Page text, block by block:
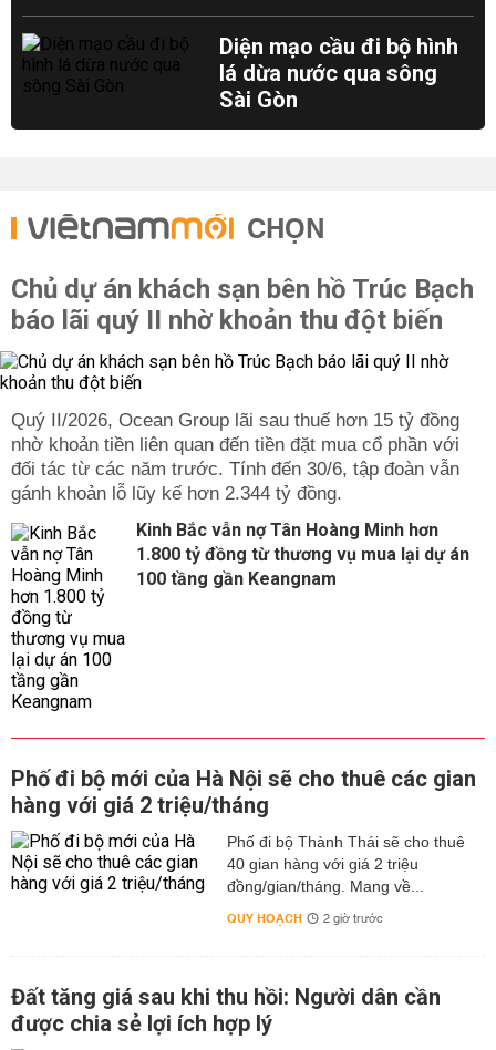
Diện mạo cầu đi bộ hình
lá dừa nước qua sông
Sài Gòn
CHỌN
Chủ dự án khách sạn bên hồ Trúc Bạch
báo lãi quý II nhờ khoản thu đột biến
Quý II/2026, Ocean Group lãi sau thuế hơn 15 tỷ đồng
nhờ khoản tiền liên quan đến tiền đặt mua cổ phần với
đối tác từ các năm trước. Tính đến 30/6, tập đoàn vẫn
gánh khoản lỗ lũy kế hơn 2.344 tỷ đồng.
Kinh Bắc vẫn nợ Tân Hoàng Minh hơn
1.800 tỷ đồng từ thương vụ mua lại dự án
100 tầng gần Keangnam
Phố đi bộ mới của Hà Nội sẽ cho thuê các gian
hàng với giá 2 triệu/tháng
Phố đi bộ Thành Thái sẽ cho thuê
40 gian hàng với giá 2 triệu
đồng/gian/tháng. Mang về...
QUY HOẠCH 2 giờ trước
Đất tăng giá sau khi thu hồi: Người dân cần
được chia sẻ lợi ích hợp lý